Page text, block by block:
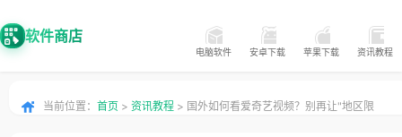
软件商店
电脑软件 安卓下载 苹果下载 资讯教程
当前位置： 首页 > 资讯教程 > 国外如何看爱奇艺视频？别再让"地区限